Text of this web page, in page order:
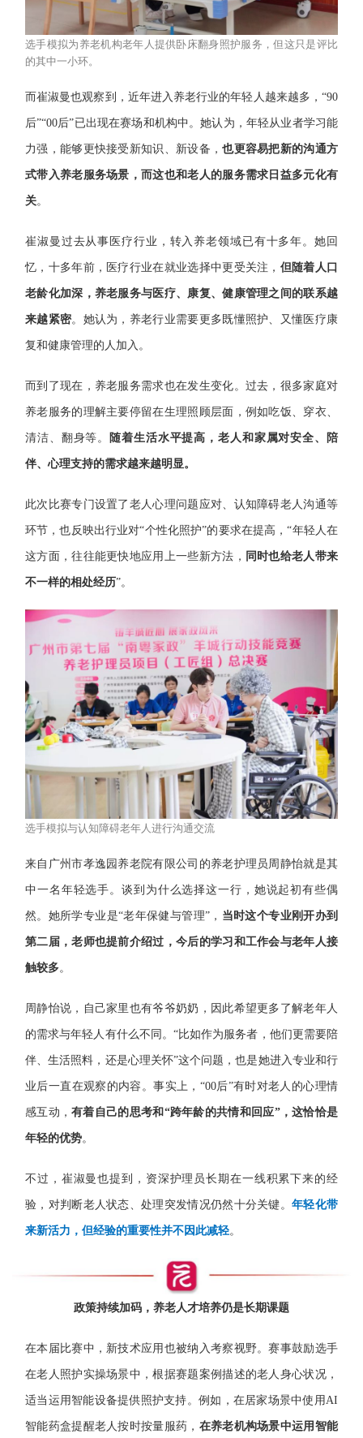
选手模拟为养老机构老年人提供卧床翻身照护服务，但这只是评比
的其中一小环。
而崔淑曼也观察到，近年进入养老行业的年轻人越来越多，“90
后”“00后”已出现在赛场和机构中。她认为，年轻从业者学习能
力强，能够更快接受新知识、新设备，也更容易把新的沟通方
式带入养老服务场景，而这也和老人的服务需求日益多元化有
关。
崔淑曼过去从事医疗行业，转入养老领域已有十多年。她回
忆，十多年前，医疗行业在就业选择中更受关注， 但随着人口
老龄化加深，养老服务与医疗、康复、健康管理之间的联系越
来越紧密。她认为，养老行业需要更多既懂照护、又懂医疗康
复和健康管理的人加入。
而到了现在，养老服务需求也在发生变化。过去，很多家庭对
养老服务的理解主要停留在生理照顾层面，例如吃饭、穿衣、
清洁、翻身等。 随着生活水平提高，老人和家属对安全、陪
伴、心理支持的需求越来越明显。
此次比赛专门设置了老人心理问题应对、认知障碍老人沟通等
环节，也反映出行业对“个性化照护”的要求在提高，“年轻人在
这方面，往往能更快地应用上一些新方法， 同时也给老人带来
不一样的相处经历”。
选手模拟与认知障碍老年人进行沟通交流
来自广州市孝逸园养老院有限公司的养老护理员周静怡就是其
中一名年轻选手。谈到为什么选择这一行，她说起初有些偶
然。她所学专业是“老年保健与管理”， 当时这个专业刚开办到
第二届，老师也提前介绍过，今后的学习和工作会与老年人接
触较多。
周静怡说，自己家里也有爷爷奶奶，因此希望更多了解老年人
的需求与年轻人有什么不同。“比如作为服务者，他们更需要陪
伴、生活照料，还是心理关怀”这个问题，也是她进入专业和行
业后一直在观察的内容。事实上，“00后”有时对老人的心理情
感互动，有着自己的思考和“跨年龄的共情和回应”，这恰恰是
年轻的优势。
不过，崔淑曼也提到，资深护理员长期在一线积累下来的经
验，对判断老人状态、处理突发情况仍然十分关键。年轻化带
来新活力，但经验的重要性并不因此减轻。
政策持续加码，养老人才培养仍是长期课题
在本届比赛中，新技术应用也被纳入考察视野。赛事鼓励选手
在老人照护实操场景中，根据赛题案例描述的老人身心状况，
适当运用智能设备提供照护支持。例如，在居家场景中使用AI
智能药盒提醒老人按时按量服药， 在养老机构场景中运用智能